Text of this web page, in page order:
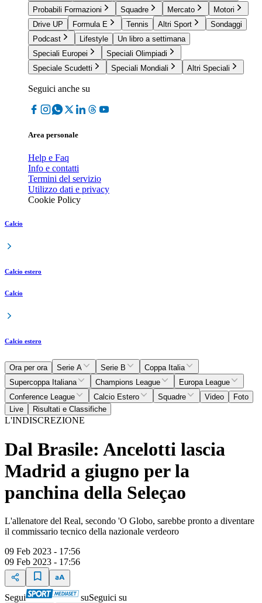
Probabili Formazioni
Squadre Mercato
Motori
Drive UP
Formula E Tennis Altri Sport
Sondaggi
Podcast
Lifestyle
Un libro a settimana
Speciali Europei
Speciali Olimpiadi
Speciale Scudetti
Speciali Mondiali Altri Speciali
Seguici anche su
Area personale
Help e Faq
Info e contatti
Termini del servizio
Utilizzo dati e privacy
Cookie Policy
Calcio
Calcio estero
Calcio
Calcio estero
Ora per ora Serie A Serie B
Coppa Italia
Supercoppa Italiana
Champions League
Europa League
Conference League
Calcio Estero Squadre Video
Foto
Live
Risultati e Classifiche
L'INDISCREZIONE
Dal Brasile: Ancelotti lascia
Madrid a giugno per la
panchina della Seleçao
L'allenatore del Real, secondo 'O Globo, sarebbe pronto a diventare
il commissario tecnico della nazionale verdeoro
09 Feb 2023 - 17:56
09 Feb 2023 - 17:56
Segui suSeguici su